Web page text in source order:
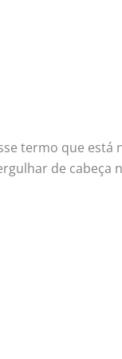
termo que
de cabeça